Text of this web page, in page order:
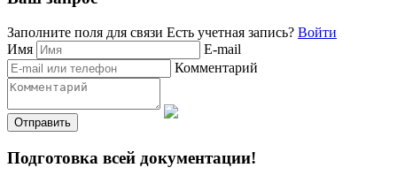
Заполните поля для связи Есть учетная запись? Войти
Имя
E-mail
Комментарий
Подготовка всей документации!